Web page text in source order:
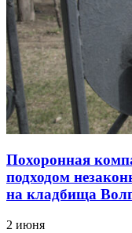
Похоронная
подходом
на кладбища
2 июня